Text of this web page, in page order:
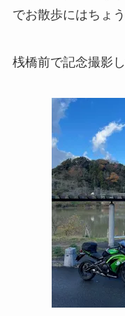
でお散歩にはちょ
桟橋前で記念撮影